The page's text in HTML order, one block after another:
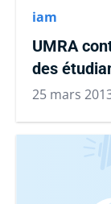
iam
UMRA
des
25 mars